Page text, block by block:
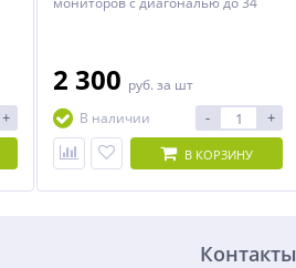
+
2 300 руб. за шт
В наличии
- +
В КОРЗИНУ
Контакты